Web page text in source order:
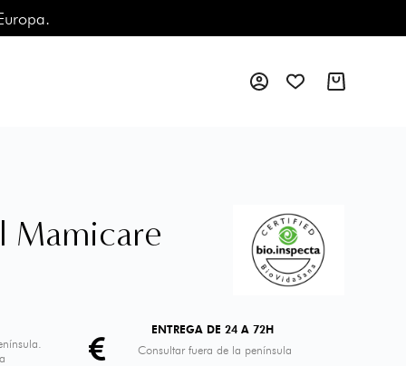
Mamicare
ENTREGA DE 24 A 72H
Consultar fuera de la península